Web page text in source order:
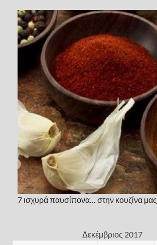
7 ισχυρά παυσίπονα… στην κουζίνα μας
Δεκέμβριος 2017